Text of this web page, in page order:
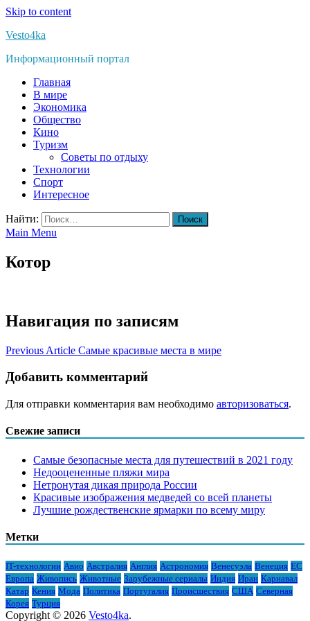
Skip to content
Vesto4ka
Информационный портал
Главная
В мире
Экономика
Общество
Кино
Туризм
Советы по отдыху
Технологии
Спорт
Интересное
Найти:
Main Menu
Котор
Навигация по записям
Previous Article Самые красивые места в мире
Добавить комментарий
Для отправки комментария вам необходимо авторизоваться.
Свежие записи
Самые безопасные места для путешествий в 2021 году
Недооцененные пляжи мира
Нетронутая дикая природа России
Красивые изображения медведей со всей планеты
Лучшие рождественские ярмарки по всему миру
Метки
IT-технологии Авио Австралия Англия Астрономия Венесуэла Венеция ЕС
Европа Живопись Животные Зарубежные сериалы Индия Иран Карнавал
Катар Кения Мода Политика Португалия Происшествия США Северная
Корея Турция
Copyright © 2026 Vesto4ka.